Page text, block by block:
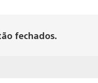
fechados.